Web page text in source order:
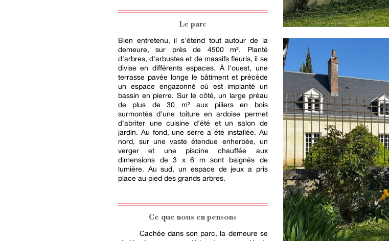
Le parc
Bien entretenu, il s'étend tout autour de la
demeure, sur près de 4500 m². Planté
d'arbres, d'arbustes et de massifs fleuris, il se
divise en différents espaces. À l'ouest, une
terrasse pavée longe le bâtiment et précède
un espace engazonné où est implanté un
bassin en pierre. Sur le côté, un large préau
de plus de 30 m² aux piliers en bois
surmontés d'une toiture en ardoise permet
d'abriter une cuisine d'été et un salon de
jardin. Au fond, une serre a été installée. Au
nord, sur une vaste étendue enherbée, un
verger et une piscine chauffée aux
dimensions de 3 x 6 m sont baignés de
lumière. Au sud, un espace de jeux a pris
place au pied des grands arbres.
Ce que nous en pensons
Cachée dans son parc, la demeure se